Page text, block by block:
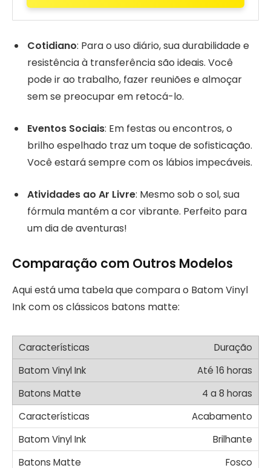
Cotidiano: Para o uso diário, sua durabilidade e
resistência à transferência são ideais. Você
pode ir ao trabalho, fazer reuniões e almoçar
sem se preocupar em retocá-lo.
Eventos Sociais: Em festas ou encontros, o
brilho espelhado traz um toque de sofisticação.
Você estará sempre com os lábios impecáveis.
Atividades ao Ar Livre: Mesmo sob o sol, sua
fórmula mantém a cor vibrante. Perfeito para
um dia de aventuras!
Comparação com Outros Modelos
Aqui está uma tabela que compara o Batom Vinyl
Ink com os clássicos batons matte:
Duração
Até 16 horas
4 a 8 horas
Acabamento
Brilhante
Fosco